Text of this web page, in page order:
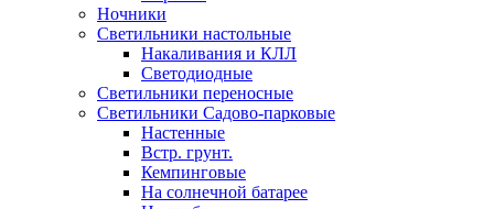
Ночники
Светильники настольные
Накаливания и КЛЛ
Светодиодные
Светильники переносные
Светильники Садово-парковые
Настенные
Встр. грунт.
Кемпинговые
На солнечной батарее